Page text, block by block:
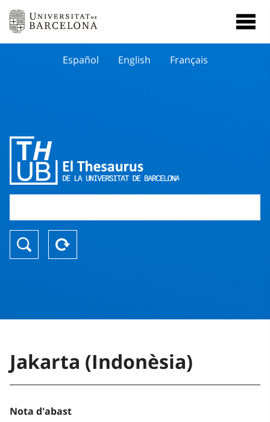
Español English Français
Jakarta (Indonèsia)
Nota d'abast